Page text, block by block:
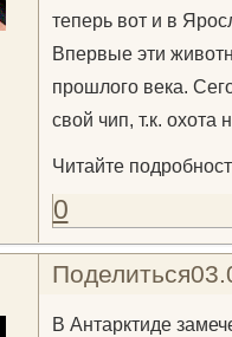
теперь вот и в
Впервые эти
прошлого века.
свой чип, т.к. охота
Читайте
0
Поделиться
В Антарктиде